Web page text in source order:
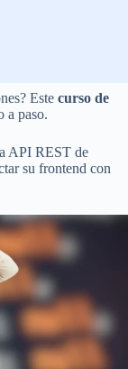
Este curso de
a paso.
API REST de
su frontend con